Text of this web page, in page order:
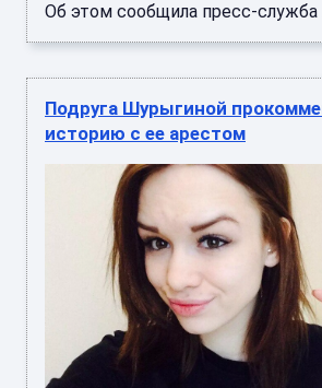
Об этом сообщила пресс-служба
Подруга Шурыгиной
историю с ее арестом